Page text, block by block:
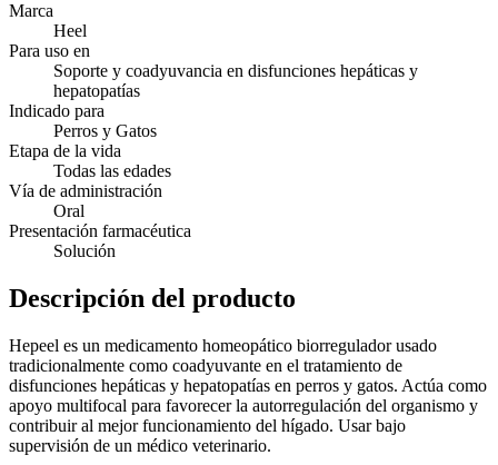
Marca
Heel
Para uso en
Soporte y coadyuvancia en disfunciones hepáticas y
hepatopatías
Indicado para
Perros y Gatos
Etapa de la vida
Todas las edades
Vía de administración
Oral
Presentación farmacéutica
Solución
Descripción del producto
Hepeel es un medicamento homeopático biorregulador usado
tradicionalmente como coadyuvante en el tratamiento de
disfunciones hepáticas y hepatopatías en perros y gatos. Actúa como
apoyo multifocal para favorecer la autorregulación del organismo y
contribuir al mejor funcionamiento del hígado. Usar bajo
supervisión de un médico veterinario.